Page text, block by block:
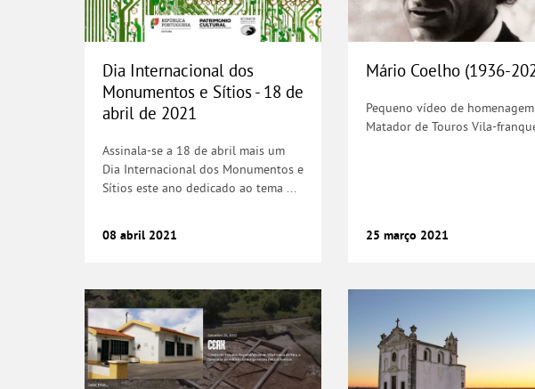
Dia Internacional dos
Monumentos e Sítios - 18 de
abril de 2021
Assinala-se a 18 de abril mais um
Dia Internacional dos Monumentos e
Sítios este ano dedicado ao tema ...
08 abril 2021
Mário Coelho (1936-
Pequeno vídeo de
Matador de Touros Vila-
25 março 2021
Cronologia de um Museu!“Alcamé” da